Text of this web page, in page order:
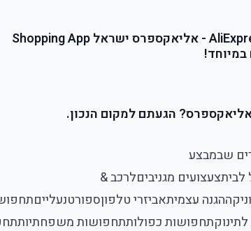
הגעתם למקום הנכון.
שבמבצע
לביתצעצועים מגניביםלרכב &
הגנה עצמיתאביזרי טלפוןספורטנעליים
תחפושות כפולותתחפושות משפחתיות